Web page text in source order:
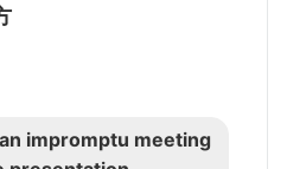
impromptu meeting